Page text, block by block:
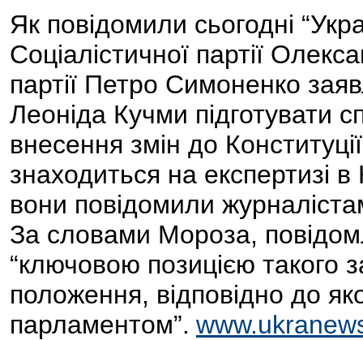
Як повідомили сьогодні
Соціалістичної партії
партії Петро Симоненко
Леоніда Кучми підготувати
внесення змін до
знаходиться на експертизі
вони повідомили
За словами Мороза,
“ключовою позицією такого
положення, відповідно до
парламентом”.